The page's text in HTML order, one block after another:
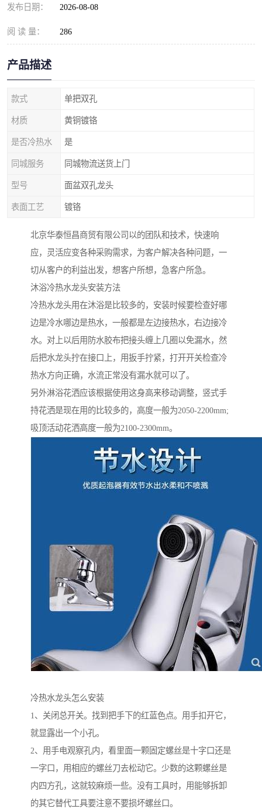
发布日期： 2026-08-08
阅 读 量： 286
产品描述
款式 单把双孔
材质 黄铜镀铬
是否冷热水 是
同城服务 同城物流送货上门
型号 面盆双孔龙头
表面工艺 镀铬
北京华泰恒昌商贸有限公司以的团队和技术，快速响
应，灵活应变各种采购需求，为客户解决各种问题，一
切从客户的利益出发，想客户所想，急客户所急。
沐浴冷热水龙头安装方法
冷热水龙头用在沐浴是比较多的，安装时候要检查好哪
边是冷水哪边是热水，一般都是左边接热水，右边接冷
水。对上以后用防水胶布把接头缠上几圈以免漏水，然
后把水龙头拧在接口上，用扳手拧紧，打开开关检查冷
热水方向正确，水流正常没有漏水就可以了。
另外淋浴花洒应该根据使用这身高来移动调整，竖式手
持花洒是现在用的比较多的，高度一般为2050-2200mm;
吸顶活动花洒高度一般为2100-2300mm。
冷热水龙头怎么安装
1、关闭总开关。找到把手下的红蓝色点。用手扣开它，
就显露出一个小孔。
2、用手电观察孔内，看里面一颗固定螺丝是十字口还是
一字口，用相应的螺丝刀去松动它。少数的这颗螺丝是
内四方孔，这就较麻烦一些。没有工具时，用能够拆卸
的其它替代工具要注意不要损坏螺丝口。